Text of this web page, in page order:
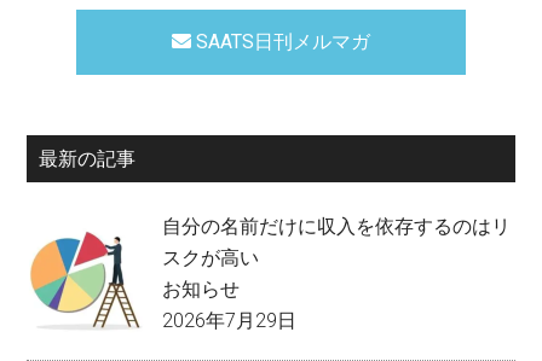
SAATS日刊メルマガ
最新の記事
自分の名前だけに収入を依存するのはリ
スクが高い
お知らせ
2026年7月29日